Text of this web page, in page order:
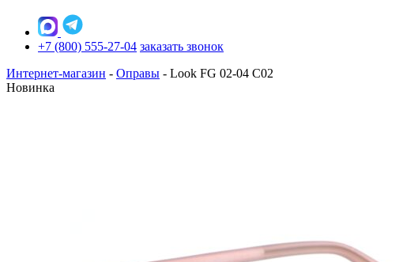
+7 (800) 555-27-04 заказать звонок
Интернет-магазин - Оправы - Look FG 02-04 C02
Новинка